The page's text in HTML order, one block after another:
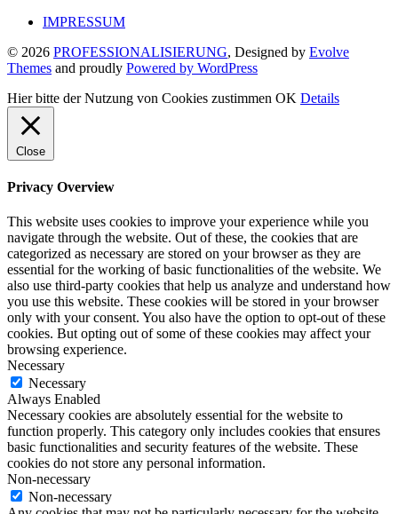
IMPRESSUM
© 2026 PROFESSIONALISIERUNG, Designed by Evolve
Themes and proudly Powered by WordPress
Hier bitte der Nutzung von Cookies zustimmen OK Details
Close
Privacy Overview
This website uses cookies to improve your experience while you
navigate through the website. Out of these, the cookies that are
categorized as necessary are stored on your browser as they are
essential for the working of basic functionalities of the website. We
also use third-party cookies that help us analyze and understand how
you use this website. These cookies will be stored in your browser
only with your consent. You also have the option to opt-out of these
cookies. But opting out of some of these cookies may affect your
browsing experience.
Necessary
Necessary
Always Enabled
Necessary cookies are absolutely essential for the website to
function properly. This category only includes cookies that ensures
basic functionalities and security features of the website. These
cookies do not store any personal information.
Non-necessary
Non-necessary